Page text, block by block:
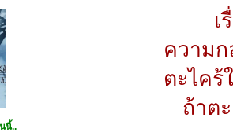
นี้..
เ
ความ
ตะไคร้
ถ้าต